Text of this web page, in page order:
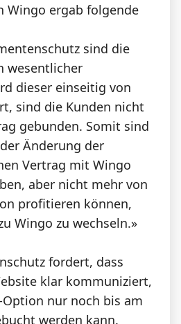
Wingo ergab folgende
sind die
wesentlicher
dieser einseitig von
sind die Kunden nicht
gebunden. Somit sind
Änderung der
Vertrag mit Wingo
aber nicht mehr von
profitieren können,
Wingo zu wechseln.»
fordert, dass
klar kommuniziert,
nur noch bis am
werden kann.